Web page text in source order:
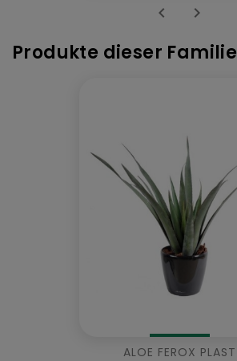
 
Produkte dieser Familie
ALOE FEROX PLAST